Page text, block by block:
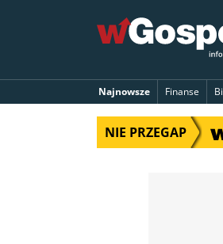
Najnowsze Finanse
NIE PRZEGAP